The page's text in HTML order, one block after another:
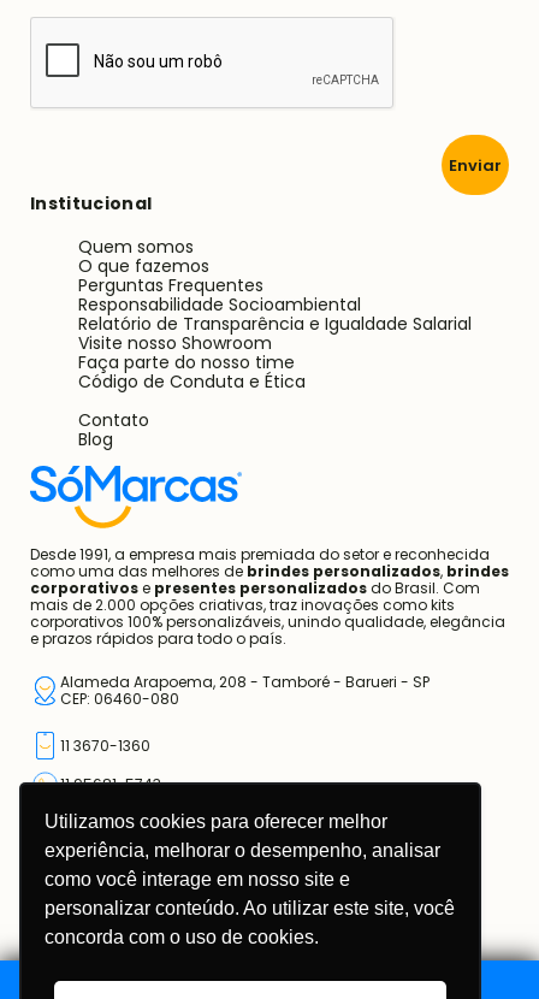
Utilizamos cookies para oferecer melhor
experiência, melhorar o desempenho, analisar
como você interage em nosso site e
personalizar conteúdo. Ao utilizar este site, você
concorda com o uso de cookies.
Desde 1991, a empresa mais premiada do setor e reconhecida
como uma das melhores debrindes personalizados
mais de 2.000 opções criativas, traz inovações como kits
corporativos 100% personalizáveis, unindo qualidade, elegância
CEP: 06460-080
11 3670-1360
11 95681-5743
atendimento@somarcas.com.br
SO MARCAS COMERCIAL LTDA.
Institucional
Quem somos
O que fazemos
Perguntas Frequentes
Responsabilidade Socioambiental
Visite nosso Showroom
Faça parte do nosso time
Código de Conduta e Ética
Contato
Blog